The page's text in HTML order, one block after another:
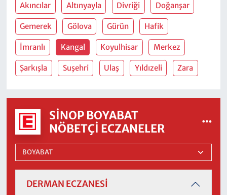
Akıncılar Altınyayla Divriği Doğanşar
Gemerek Gölova Gürün Hafik
İmranlı Kangal Koyulhisar Merkez
Şarkışla Suşehri Ulaş Yıldızeli Zara
SINOP BOYABAT
NÖBETÇI ECZANELER
DERMAN ECZANESİ